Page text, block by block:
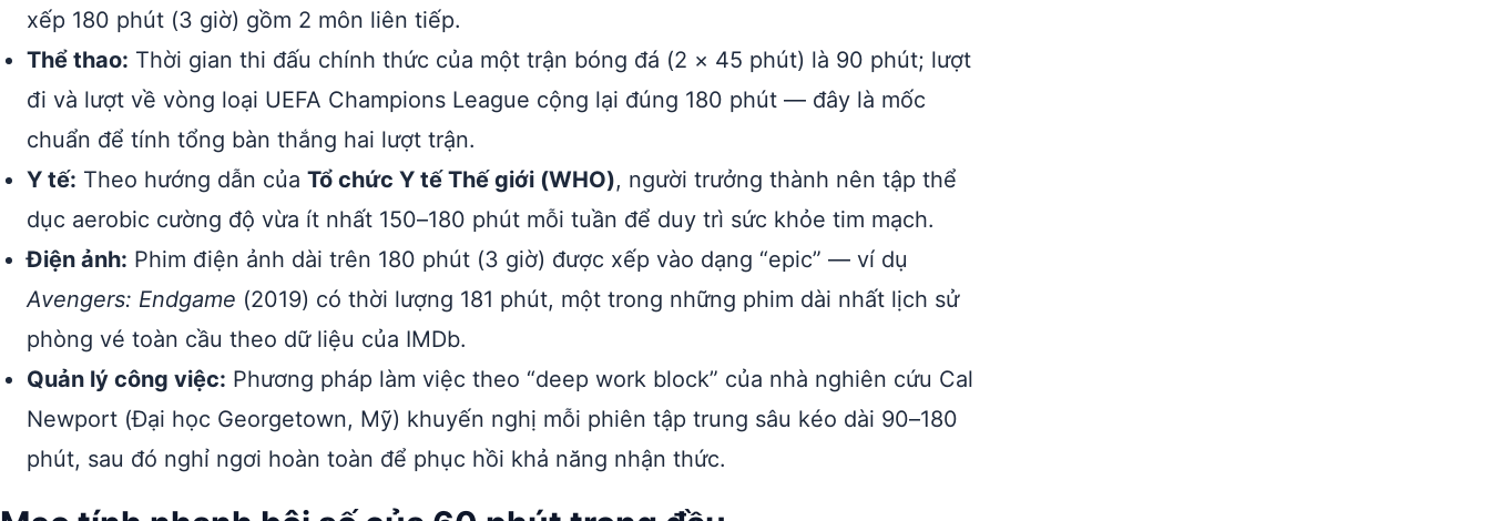
xếp 180 phút (3 giờ) gồm 2 môn liên tiếp.
Thể thao: Thời gian thi đấu chính thức của một trận bóng đá (2 × 45 phút) là 90 phút; lượt
đi và lượt về vòng loại UEFA Champions League cộng lại đúng 180 phút — đây là mốc
chuẩn để tính tổng bàn thắng hai lượt trận.
Y tế: Theo hướng dẫn của Tổ chức Y tế Thế giới (WHO), người trưởng thành nên tập thể
dục aerobic cường độ vừa ít nhất 150–180 phút mỗi tuần để duy trì sức khỏe tim mạch.
Điện ảnh: Phim điện ảnh dài trên 180 phút (3 giờ) được xếp vào dạng “epic” — ví dụ
Avengers: Endgame (2019) có thời lượng 181 phút, một trong những phim dài nhất lịch sử
phòng vé toàn cầu theo dữ liệu của IMDb.
Quản lý công việc: Phương pháp làm việc theo “deep work block” của nhà nghiên cứu Cal
Newport (Đại học Georgetown, Mỹ) khuyến nghị mỗi phiên tập trung sâu kéo dài 90–180
phút, sau đó nghỉ ngơi hoàn toàn để phục hồi khả năng nhận thức.